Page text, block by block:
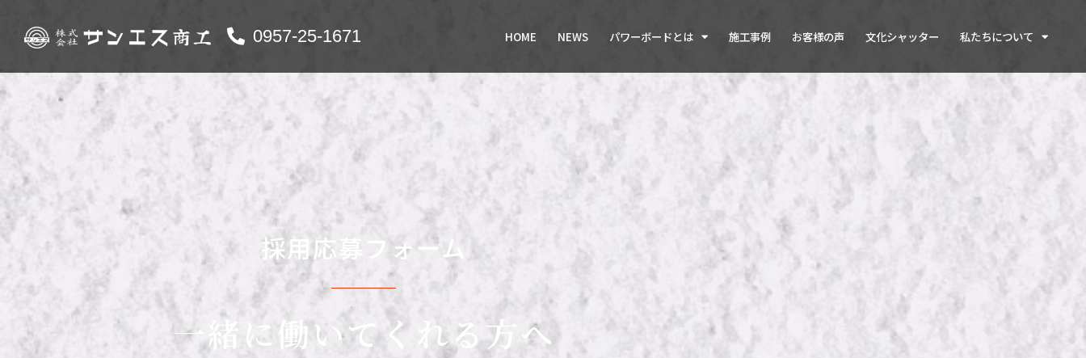
0957-25-1671 HOME NEWS パワーボードとは 施工事例 お客様の声 文化シャッター 私たちについて
採用応募フォーム
一緒に働いてくれる方へ